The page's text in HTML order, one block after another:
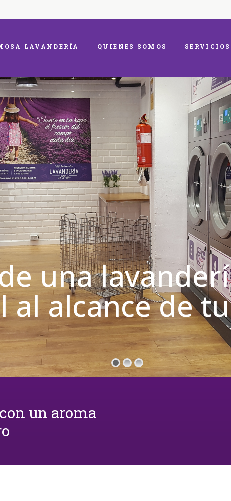
LAVANDERÍA QUIENES SOMOS SERVICIOS
una
al alcance de
un aroma